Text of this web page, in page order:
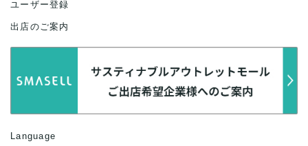
ユーザー登録
出店のご案内
Language